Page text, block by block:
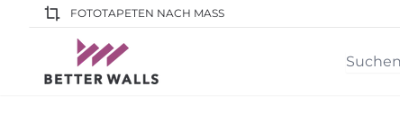
FOTOTAPETEN NACH MASS